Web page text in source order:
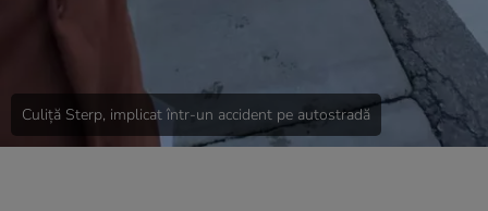
Culiță Sterp, implicat într-un accident pe autostradă